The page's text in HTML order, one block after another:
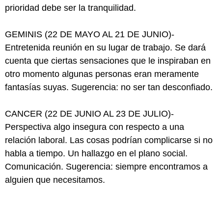
prioridad debe ser la tranquilidad.
GEMINIS (22 DE MAYO AL 21 DE JUNIO)-
Entretenida reunión en su lugar de trabajo. Se dará
cuenta que ciertas sensaciones que le inspiraban en
otro momento algunas personas eran meramente
fantasías suyas. Sugerencia: no ser tan desconfiado.
CANCER (22 DE JUNIO AL 23 DE JULIO)-
Perspectiva algo insegura con respecto a una
relación laboral. Las cosas podrían complicarse si no
habla a tiempo. Un hallazgo en el plano social.
Comunicación. Sugerencia: siempre encontramos a
alguien que necesitamos.